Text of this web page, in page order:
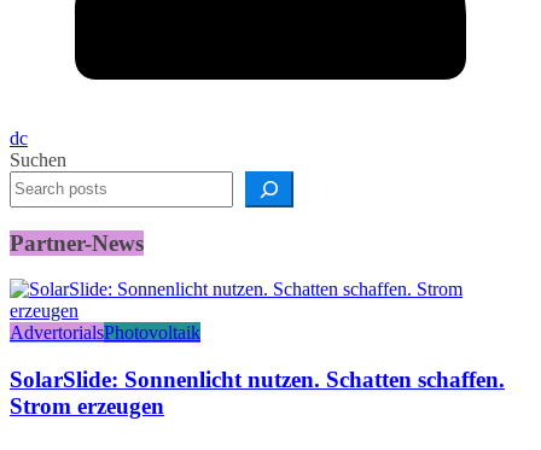
dc
Suchen
Partner-News
AdvertorialsPhotovoltaik
SolarSlide: Sonnenlicht nutzen. Schatten schaffen.
Strom erzeugen